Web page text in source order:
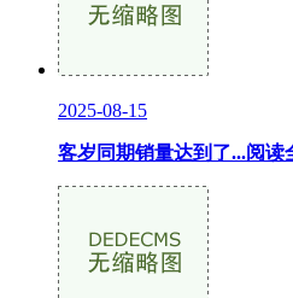
2025-08-15
客岁同期销量达到了...阅读